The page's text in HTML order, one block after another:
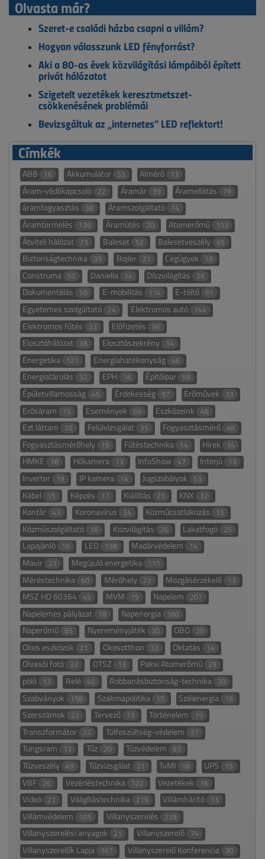
Olvasta már?
Szeret-e családi házba csapni a villám?
Hogyan válasszunk LED fényforrást?
Aki a 80-as évek közvilágítási lámpáiból épített
privát hálózatot
Szigetelt vezetékek keresztmetszet-
csökkenésének problémái
Bevizsgáltuk az „internetes” LED reflektort!
Címkék
ABB 16 Akkumulátor 53 Almérő 13
Áram-védőkapcsoló 22 Áramár 39 Áramellátás 79
áramfogyasztás 38 Áramszolgáltató 74
Áramtermelés 136 Áramütés 20 Atomerőmű 103
Átviteli hálózat 73 Baleset 52 Balesetveszély 45
Biztonságtechnika 39 Bojler 21 Cégügyek 18
Construma 52 Daniella 14 Díszvilágítás 26
Dokumentálás 58 E-mobilitás 114 E-töltő 61
Egyetemes szolgáltató 24 Elektromos autó 144
Elektromos fűtés 33 Előfizetés 96
Elosztóhálózat 38 Elosztószekrény 14
Energetika 121 Energiahatékonyság 46
Energiatárolás 32 EPH 16 Építőipar 58
Épületvillamosság 45 Érdekesség 97 Erőművek 33
Erősáram 15 Események 69 Eszközeink 46
Ezt láttam 26 Felülvizsgálat 35 Fogyasztásmérő 48
Fogyasztásmérőhely 19 Fűtéstechnika 14 Hírek 14
HMKE 18 Hőkamera 13 InfoShow 47 Interjú 13
Inverter 19 IP kamera 14 Jogszabályok 53
Kábel 15 Képzés 17 Kiállítás 23 KNX 32
Kontár 43 Koronavírus 24 Közműcsatlakozás 13
Közműszolgáltató 16 Közvilágítás 26 Lakatfogó 25
Lapajánló 16 LED 138 Madárvédelem 14
Mavir 23 Megújuló energetika 111
Méréstechnika 60 Mérőhely 23 Mozgásérzékelő 13
MSZ HD 60364 45 MVM 19 Napelem 207
Napelemes pályázat 18 Napenergia 180
Naperőmű 85 Nyereményjáték 30 OBO 20
Okos eszközök 21 Okosotthon 33 Oktatás 14
Olvasói fotó 33 OTSZ 13 Paksi Atomerőmű 29
póló 13 Relé 40 Robbanásbiztonság-technika 30
Szabványok 158 Szakmapolitika 15 Szélenergia 19
Szerszámok 23 Tervező 13 Történelem 15
Transzformátor 22 Túlfeszültség-védelem 37
Tungsram 13 Tűz 20 Tűzvédelem 83
Tűzveszély 49 Tűzvizsgálat 21 TvMI 18 UPS 15
VBF 26 Vezérléstechnika 102 Vezetékek 16
Videó 21 Világítástechnika 219 Villámhárító 13
Villámvédelem 105 Villanyszerelés 228
Villanyszerelési anyagok 21 Villanyszerelő 74
Villanyszerelők Lapja 167 Villanyszerelő Konferencia 30